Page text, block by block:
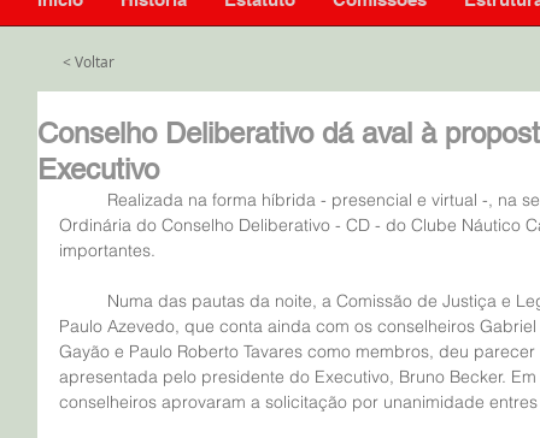
< Voltar
Conselho Deliberativo dá aval à
Executivo
Ordinária do Conselho Deliberativo - CD - do Clube Náutico
importantes.
Paulo Azevedo, que conta ainda com os conselheiros
Gayão e Paulo Roberto Tavares como membros, deu
apresentada pelo presidente do Executivo, Bruno Becker.
conselheiros aprovaram a solicitação por unanimidade